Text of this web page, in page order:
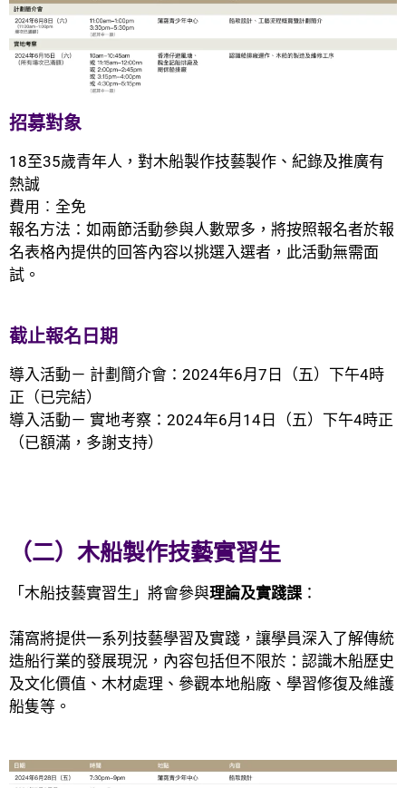
招募對象
18至35歲青年人，對木船製作技藝製作、紀錄及推廣有
熱誠
費用︰全免
報名方法：如兩節活動參與人數眾多，將按照報名者於報
名表格內提供的回答內容以挑選入選者，此活動無需面
試。
截止報名日期
導入活動－ 計劃簡介會：2024年6月7日（五）下午4時
正（已完結）
導入活動－ 實地考察：2024年6月14日（五）下午4時正
（已額滿，多謝支持）
（二）木船製作技藝實習生
「木船技藝實習生」將會參與理論及實踐課 ：
蒲窩將提供一系列技藝學習及實踐，讓學員深入了解傳統
造船行業的發展現況，內容包括但不限於：認識木船歷史
及文化價值、木材處理、參觀本地船廠、學習修復及維護
船隻等。